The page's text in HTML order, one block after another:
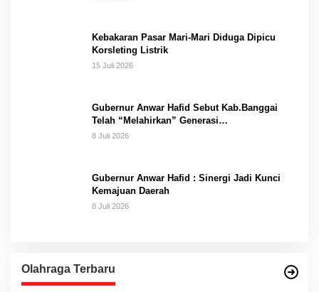
Kebakaran Pasar Mari-Mari Diduga Dipicu
Korsleting Listrik
15 Juli 2026
Gubernur Anwar Hafid Sebut Kab.Banggai
Telah “Melahirkan” Generasi…
8 Juli 2026
Gubernur Anwar Hafid : Sinergi Jadi Kunci
Kemajuan Daerah
8 Juli 2026
Olahraga Terbaru